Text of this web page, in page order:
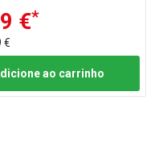
€*
€
ao carrinho